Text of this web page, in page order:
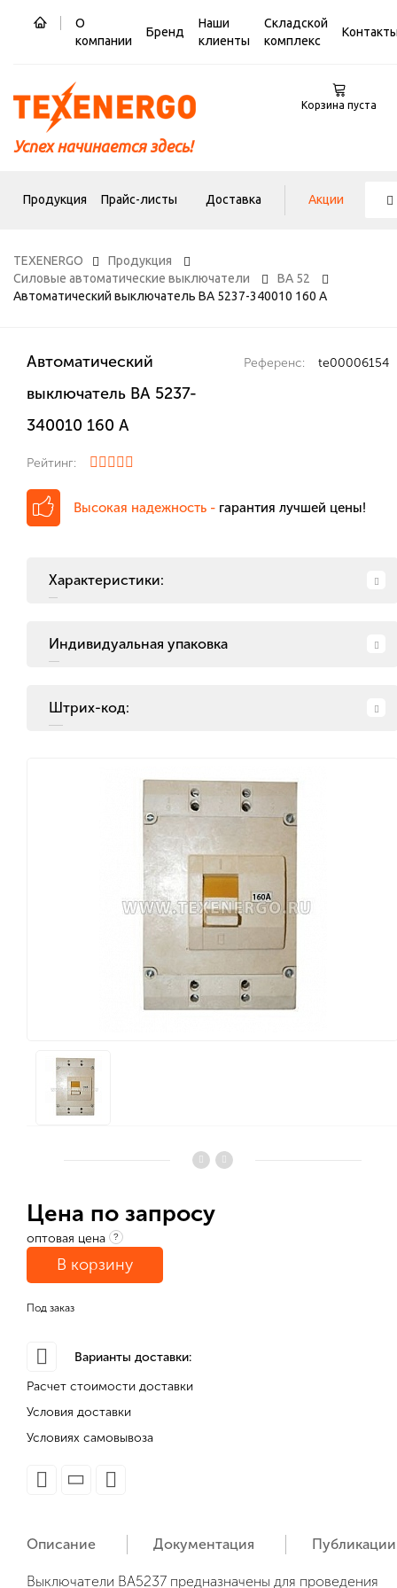
О
компании
Бренд
Наши
клиенты
Складской
комплекс
Успех начинается здесь!
Корзина пуста
Продукция Прайс-листы Доставка Акции
TEXENERGO
Продукция
Силовые автоматические выключатели
ВА 52
Автоматический выключатель ВА 5237-340010 160 А
Автоматический
выключатель ВА 5237-
340010 160 А
Референс: te00006154
Рейтинг:
Высокая надежность - гарантия лучшей цены!
Характеристики:
Индивидуальная упаковка
Штрих-код:
Цена по запросу
оптовая цена ?
В корзину
Под заказ
Варианты доставки:
Расчет стоимости доставки
Условия доставки
Условиях самовывоза
Описание Документация Публикации
Bыключaтeли BA5237 пpeднaзнaчeны для пpoвeдeния